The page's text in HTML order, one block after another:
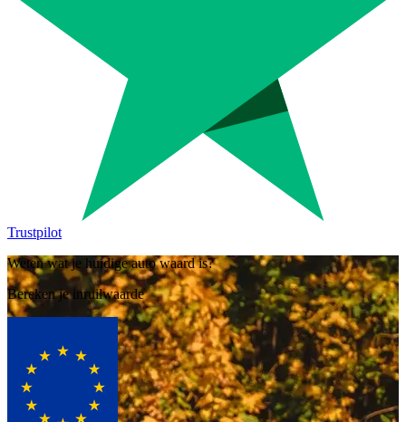
Trustpilot
Weten wat je huidige auto waard is?
Bereken je inruilwaarde